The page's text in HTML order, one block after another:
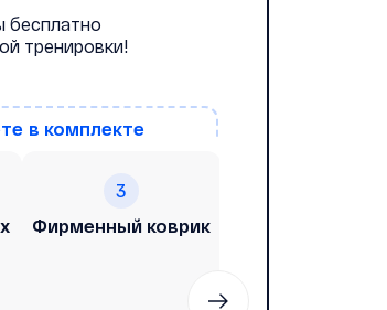
бесплатно
тренировки!
в комплекте
3
Фирменный коврик